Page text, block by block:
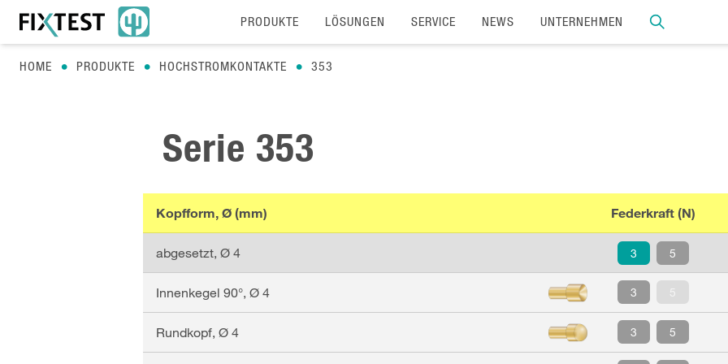
PRODUKTE LÖSUNGEN SERVICE NEWS UNTERNEHMEN
HOME PRODUKTE HOCHSTROMKONTAKTE 353
Serie 353
Kopfform, Ø (mm) Federkraft (N)
abgesetzt, Ø 4 3 5
Innenkegel 90°, Ø 4 3 5
Rundkopf, Ø 4 3 5